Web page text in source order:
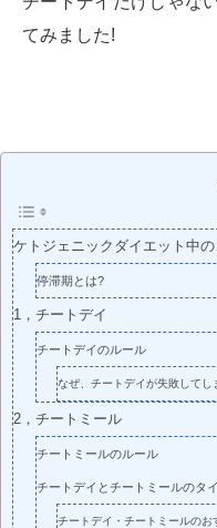
てみました!
ケトジェニックダイエット中
停滞期とは?
1，チートデイ
チートデイのルール
なぜ、チートデイが失敗してし
2，チートミール
チートミールのルール
チートデイとチートミールのタ
チートデイ・チートミールのお